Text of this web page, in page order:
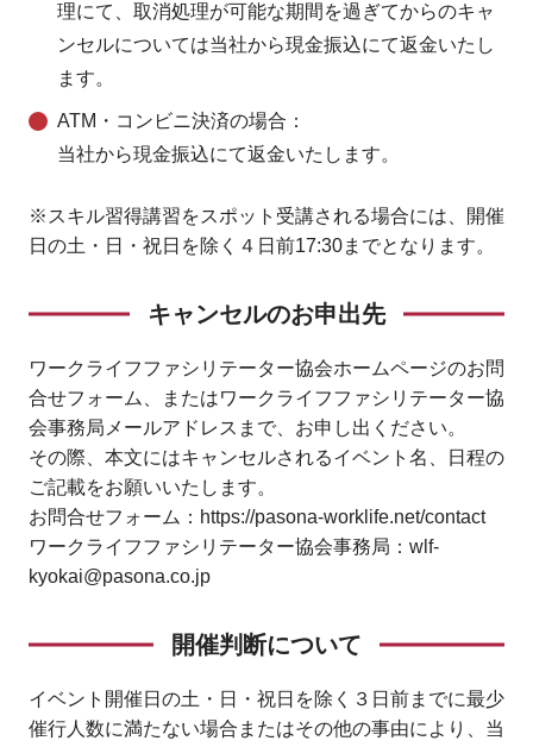
理にて、取消処理が可能な期間を過ぎてからのキャ
ンセルについては当社から現金振込にて返金いたし
ます。
ATM・コンビニ決済の場合 ：
当社から現金振込にて返金いたします。
※スキル習得講習をスポット受講される場合には、開催
日の土・日・祝日を除く４日前17:30までとなります。
キャンセルのお申出先
ワークライフファシリテーター協会ホームページのお問
合せフォーム、またはワークライフファシリテーター協
会事務局メールアドレスまで、お申し出ください。
その際、本文にはキャンセルされるイベント名、日程の
ご記載をお願いいたします。
お問合せフォーム： https://pasona-worklife.net/contact
ワークライフファシリテーター協会事務局：wlf-
kyokai@pasona.co.jp
開催判断について
イベント開催日の土・日・祝日を除く３日前までに最少
催行人数に満たない場合またはその他の事由により、当